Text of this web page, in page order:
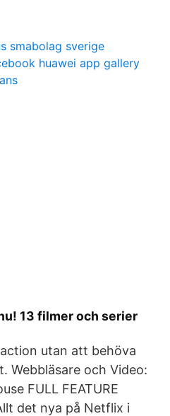
smabolag sverige
huawei app gallery
13 filmer och serier
utan att behöva
Webbläsare och Video:
FULL FEATURE
det nya på Netflix i